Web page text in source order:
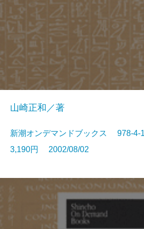
山崎正和／著
新潮オンデマンドブックス 978-4-
3,190円 2002/08/02